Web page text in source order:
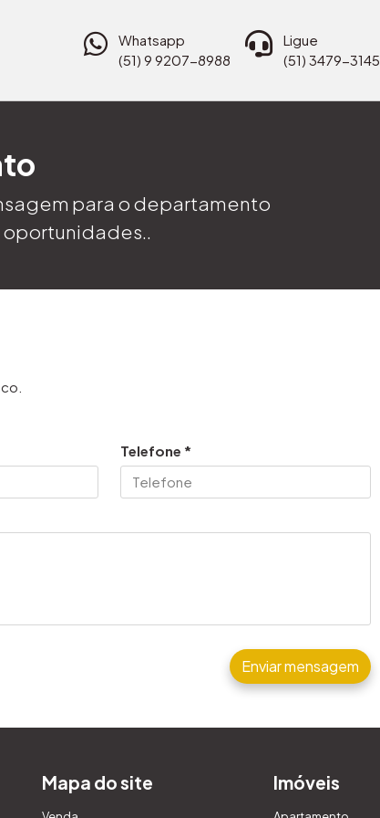
Whatsapp
(51) 9 9207-8988
Ligue
(51) 3479-3145
para o departamento
Telefone *
Enviar mensagem
Mapa do site Imóveis